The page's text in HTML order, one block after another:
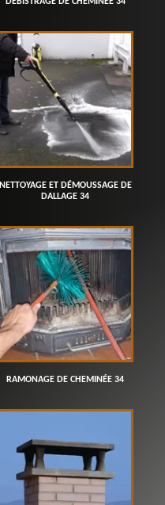
NETTOYAGE ET DÉMOUSSAGE DE
DALLAGE 34
RAMONAGE DE CHEMINÉE 34